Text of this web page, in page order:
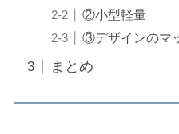
②小型軽量
③デザインのマ
まとめ